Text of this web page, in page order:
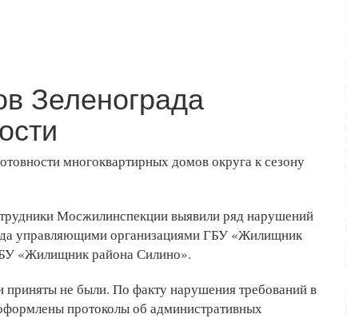
Зеленограда
многоквартирных домов округа к сезону
Мосжилинспекции выявили ряд нарушений
управляющими организациями ГБУ «Жилищник
«Жилищник района Силино».
не были. По факту нарушения требований в
протоколы об административных